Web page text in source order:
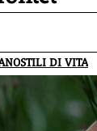
STILI DI VITA